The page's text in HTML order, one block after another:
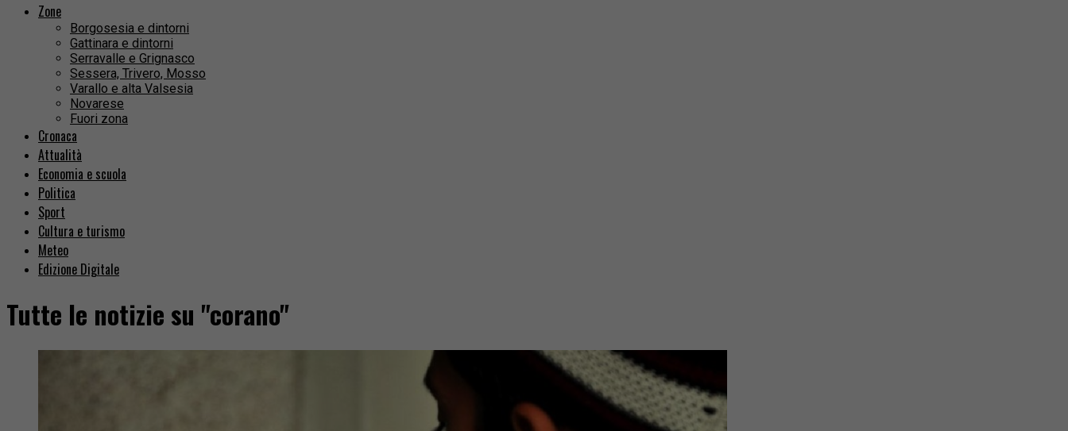
Zone
Borgosesia e dintorni
Gattinara e dintorni
Serravalle e Grignasco
Sessera, Trivero, Mosso
Varallo e alta Valsesia
Novarese
Fuori zona
Cronaca
Attualità
Economia e scuola
Politica
Sport
Cultura e turismo
Meteo
Edizione Digitale
Tutte le notizie su "corano"